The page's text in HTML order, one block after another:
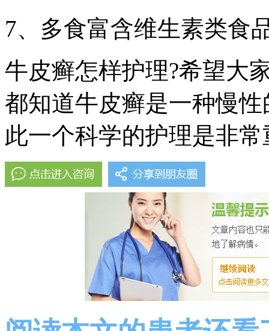
7、多食富含维生素类食
牛皮癣怎样护理?希望大
都知道牛皮癣是一种慢
此一个科学的护理是非